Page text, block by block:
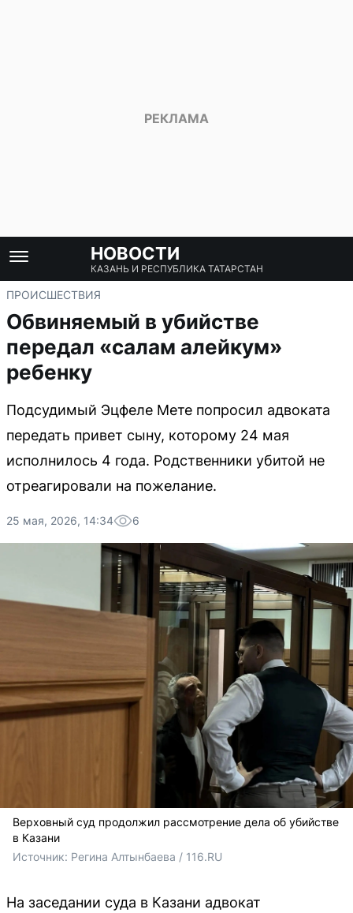
НОВОСТИ
КАЗАНЬ И РЕСПУБЛИКА ТАТАРСТАН
ПРОИСШЕСТВИЯ
Обвиняемый в убийстве
передал «салам алейкум»
ребенку
Подсудимый Эцфеле Мете попросил адвоката
передать привет сыну, которому 24 мая
исполнилось 4 года. Родственники убитой не
отреагировали на пожелание.
25 мая, 2026, 14:34 6
Верховный суд продолжил рассмотрение дела об убийстве
в Казани
Источник: Регина Алтынбаева / 116.RU
На заседании суда в Казани адвокат